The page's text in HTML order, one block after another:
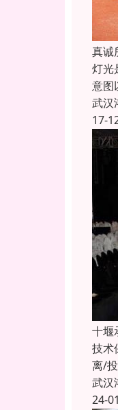
真诚
灯光
意图
武汉
17-
十堰
技术
离/
武汉
24-